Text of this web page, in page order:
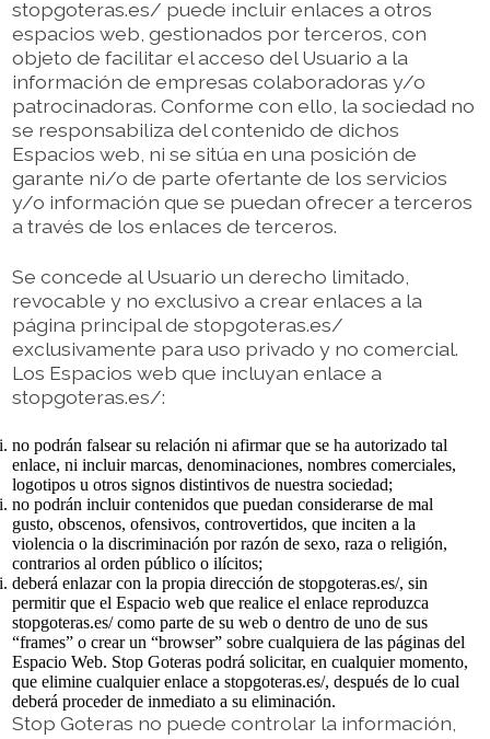
stopgoteras.es/ puede incluir enlaces a otros
espacios web, gestionados por terceros, con
objeto de facilitar el acceso del Usuario a la
información de empresas colaboradoras y/o
patrocinadoras. Conforme con ello, la sociedad no
se responsabiliza del contenido de dichos
Espacios web, ni se sitúa en una posición de
garante ni/o de parte ofertante de los servicios
y/o información que se puedan ofrecer a terceros
a través de los enlaces de terceros.
Se concede al Usuario un derecho limitado,
revocable y no exclusivo a crear enlaces a la
página principal de stopgoteras.es/
exclusivamente para uso privado y no comercial.
Los Espacios web que incluyan enlace a
stopgoteras.es/:
no podrán falsear su relación ni afirmar que se ha autorizado tal
enlace, ni incluir marcas, denominaciones, nombres comerciales,
logotipos u otros signos distintivos de nuestra sociedad;
no podrán incluir contenidos que puedan considerarse de mal
gusto, obscenos, ofensivos, controvertidos, que inciten a la
violencia o la discriminación por razón de sexo, raza o religión,
contrarios al orden público o ilícitos;
deberá enlazar con la propia dirección de stopgoteras.es/, sin
permitir que el Espacio web que realice el enlace reproduzca
stopgoteras.es/ como parte de su web o dentro de uno de sus
“frames” o crear un “browser” sobre cualquiera de las páginas del
Espacio Web. Stop Goteras podrá solicitar, en cualquier momento,
que elimine cualquier enlace a stopgoteras.es/, después de lo cual
deberá proceder de inmediato a su eliminación.
Stop Goteras no puede controlar la información,